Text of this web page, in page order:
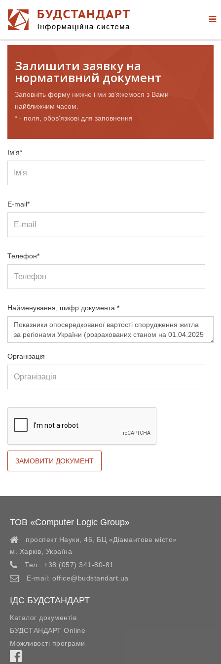
Залишити заявку на
нормативний документ
Заповніть форму нижче і ми зв'яжемося з Вами
найближчим часом.
* - поля, обов'язкові для заповнення
Ім'я*
E-mail*
Телефон*
Найменування, шифр документа *
Організація
ТОВ «Computer Logic Group»
проспект Науки, 46, БЦ «Діамантове місто»
м. Харків
Україна
Тел.: +38 (057) 341-80-81
E-mail: office@budstandart.ua
ІДС БУДСТАНДАРТ
Каталог документів
БУДСТАНДАРТ Online
Можливості програми